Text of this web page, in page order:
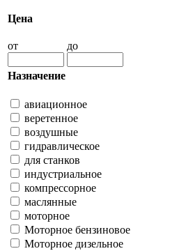
Цена
от до
Назначение
авиационное
веретенное
воздушные
гидравлическое
для станков
индустриальное
компрессорное
маслянные
моторное
Моторное бензиновое
Моторное дизельное